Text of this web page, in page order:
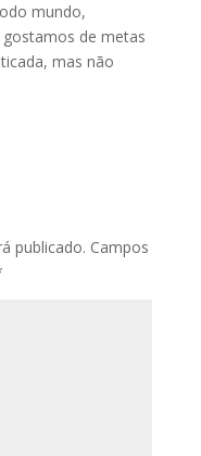
mundo,
de metas
mas não
publicado. Campos